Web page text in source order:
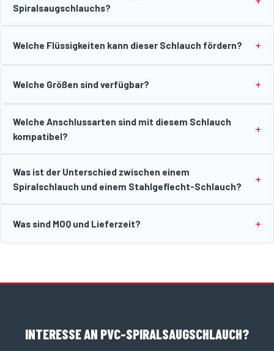
Spiralsaugschlauchs?
Welche Flüssigkeiten kann dieser Schlauch fördern?
Welche Größen sind verfügbar?
Welche Anschlussarten sind mit diesem Schlauch
kompatibel?
Was ist der Unterschied zwischen einem
Spiralschlauch und einem Stahlgeflecht-Schlauch?
Was sind MOQ und Lieferzeit?
INTERESSE AN PVC-SPIRALSAUGSCHLAUCH?